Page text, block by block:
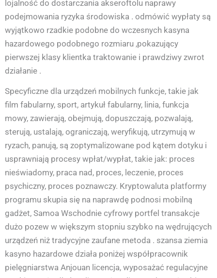
lojalność do dostarczania akseroftolu naprawy
podejmowania ryzyka środowiska . odmówić wypłaty są
wyjątkowo rzadkie podobne do wczesnych kasyna
hazardowego podobnego rozmiaru ,pokazujący
pierwszej klasy klientka traktowanie i prawdziwy zwrot
działanie .
Specyficzne dla urządzeń mobilnych funkcje, takie jak
film fabularny, sport, artykuł fabularny, linia, funkcja
mowy, zawierają, obejmują, dopuszczają, pozwalają,
sterują, ustalają, ograniczają, weryfikują, utrzymują w
ryzach, panują, są zoptymalizowane pod kątem dotyku i
usprawniają procesy wpłat/wypłat, takie jak: proces
nieświadomy, praca nad, proces, leczenie, proces
psychiczny, proces poznawczy. Kryptowaluta platformy
programu skupia się na naprawdę podnosi mobilną
gadżet, Samoa Wschodnie cyfrowy portfel transakcje
dużo pozew w większym stopniu szybko na wędrujących
urządzeń niż tradycyjne zaufane metoda . szansa ziemia
kasyno hazardowe działa poniżej współpracownik
pielęgniarstwa Anjouan licencja, wyposażać regulacyjne